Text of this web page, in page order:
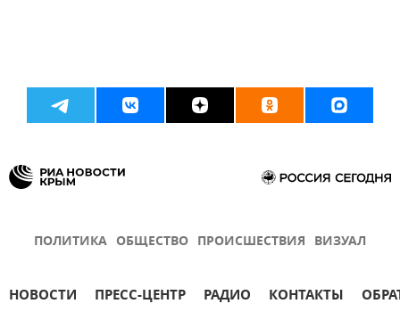
ПОЛИТИКА ОБЩЕСТВО ПРОИСШЕСТВИЯ ВИЗУАЛ
НОВОСТИ ПРЕСС-ЦЕНТР РАДИО КОНТАКТЫ